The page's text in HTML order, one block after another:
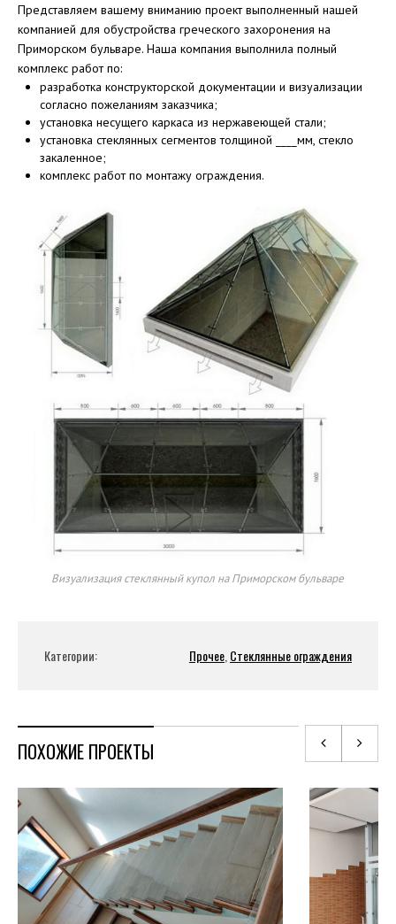
Представляем вашему вниманию проект выполненный нашей
компанией для обустройства греческого захоронения на
Приморском бульваре. Наша компания выполнила полный
комплекс работ по:
разработка конструкторской документации и визуализации
согласно пожеланиям заказчика;
установка несущего каркаса из нержавеющей стали;
установка стеклянных сегментов толщиной ____мм, стекло
закаленное;
комплекс работ по монтажу ограждения.
Визуализация стеклянный купол на Приморском бульваре
Категории: Прочее,Стеклянные ограждения
ПОХОЖИЕ ПРОЕКТЫ